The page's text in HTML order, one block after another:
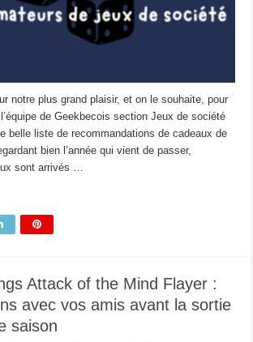
notre plus grand plaisir, et on le souhaite, pour
de Geekbecois section Jeux de société
belle liste de recommandations de cadeaux de
bien l’année qui vient de passer,
sont arrivés …
Attack of the Mind Flayer :
avec vos amis avant la sortie
saison